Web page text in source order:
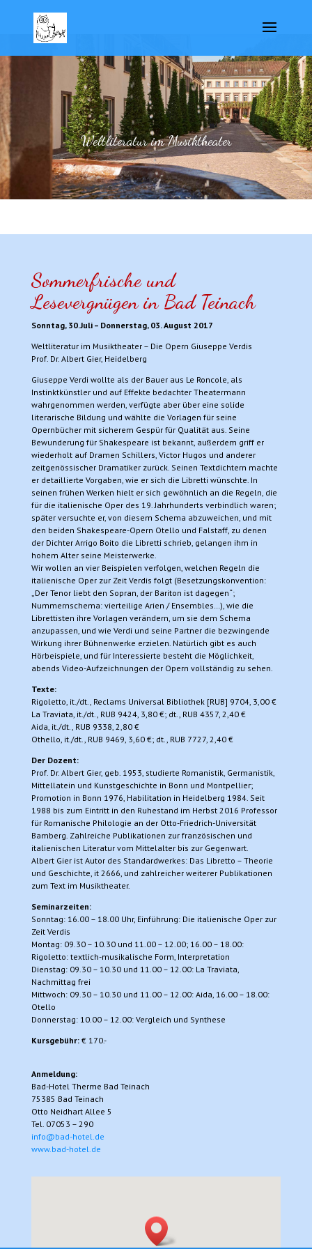
Weltliteratur im Musiktheater
Sommerfrische und
Lesevergnügen in Bad Teinach
Sonntag, 30.Juli – Donnerstag, 03. August 2017
Weltliteratur im Musiktheater – Die Opern Giuseppe Verdis
Prof. Dr. Albert Gier, Heidelberg
Giuseppe Verdi wollte als der Bauer aus Le Roncole, als
Instinktkünstler und auf Effekte bedachter Theatermann
wahrgenommen werden, verfügte aber über eine solide
literarische Bildung und wählte die Vorlagen für seine
Opernbücher mit sicherem Gespür für Qualität aus. Seine
Bewunderung für Shakespeare ist bekannt, außerdem griff er
wiederholt auf Dramen Schillers, Victor Hugos und anderer
zeitgenössischer Dramatiker zurück. Seinen Textdichtern machte
er detaillierte Vorgaben, wie er sich die Libretti wünschte. In
seinen frühen Werken hielt er sich gewöhnlich an die Regeln, die
für die italienische Oper des 19. Jahrhunderts verbindlich waren;
später versuchte er, von diesem Schema abzuweichen, und mit
den beiden Shakespeare-Opern Otello und Falstaff, zu denen
der Dichter Arrigo Boito die Libretti schrieb, gelangen ihm in
hohem Alter seine Meisterwerke.
Wir wollen an vier Beispielen verfolgen, welchen Regeln die
italienische Oper zur Zeit Verdis folgt (Besetzungskonvention:
„Der Tenor liebt den Sopran, der Bariton ist dagegen“;
Nummernschema: vierteilige Arien / Ensembles…), wie die
Librettisten ihre Vorlagen verändern, um sie dem Schema
anzupassen, und wie Verdi und seine Partner die bezwingende
Wirkung ihrer Bühnenwerke erzielen. Natürlich gibt es auch
Hörbeispiele, und für Interessierte besteht die Möglichkeit,
abends Video-Aufzeichnungen der Opern vollständig zu sehen.
Texte:
Rigoletto, it./dt., Reclams Universal Bibliothek [RUB] 9704, 3,00 €
La Traviata, it./dt., RUB 9424, 3,80 €; dt., RUB 4357, 2,40 €
Aida, it./dt., RUB 9338, 2,80 €
Othello, it./dt., RUB 9469, 3,60 €; dt., RUB 7727, 2,40 €
Der Dozent:
Prof. Dr. Albert Gier, geb. 1953, studierte Romanistik, Germanistik,
Mittellatein und Kunstgeschichte in Bonn und Montpellier;
Promotion in Bonn 1976, Habilitation in Heidelberg 1984. Seit
1988 bis zum Eintritt in den Ruhestand im Herbst 2016 Professor
für Romanische Philologie an der Otto-Friedrich-Universität
Bamberg. Zahlreiche Publikationen zur französischen und
italienischen Literatur vom Mittelalter bis zur Gegenwart.
Albert Gier ist Autor des Standardwerkes: Das Libretto – Theorie
und Geschichte, it 2666, und zahlreicher weiterer Publikationen
zum Text im Musiktheater.
Seminarzeiten:
Sonntag: 16.00 – 18.00 Uhr, Einführung: Die italienische Oper zur
Zeit Verdis
Montag: 09.30 – 10.30 und 11.00 – 12.00; 16.00 – 18.00:
Rigoletto: textlich-musikalische Form, Interpretation
Dienstag: 09.30 – 10.30 und 11.00 – 12.00: La Traviata,
Nachmittag frei
Mittwoch: 09.30 – 10.30 und 11.00 – 12.00: Aida, 16.00 – 18.00:
Otello
Donnerstag: 10.00 – 12.00: Vergleich und Synthese
Kursgebühr:€ 170.-
Anmeldung:
Bad-Hotel Therme Bad Teinach
75385 Bad Teinach
Otto Neidhart Allee 5
Tel. 07053 – 290
info@bad-hotel.de
www.bad-hotel.de